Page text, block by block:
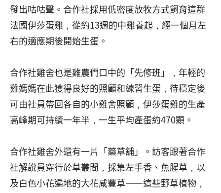
發出咕咕聲。合作社採用低密度放牧方式飼育這群
法國伊莎蛋雞，從約13週的中雞養起，經一個月左
右的適應期後開始生蛋。
合作社雞舍也是雞農們口中的「先修班」，年輕的
雞媽媽在此獲得良好的照顧和練習生蛋，待穩定後
可由社員帶回各自的小雞舍照顧，伊莎蛋雞的生產
高峰期可持續一年半，一生平均產蛋約470顆。
合作社雞舍外還有一片「藥草舖」。訪客跟著合作
社解說員穿行於草叢間，採集左手香、魚腥草，以
及白色小花遍地的大花咸豐草——這些野草植物，